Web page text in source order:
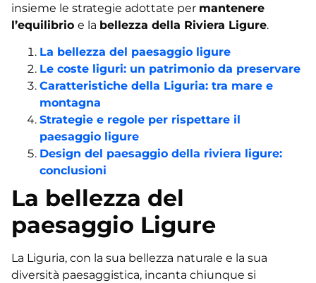
insieme le strategie adottate per mantenere
l’equilibrio e la bellezza della Riviera Ligure.
La bellezza del paesaggio ligure
Le coste liguri: un patrimonio da preservare
Caratteristiche della Liguria: tra mare e
montagna
Strategie e regole per rispettare il
paesaggio ligure
Design del paesaggio della riviera ligure:
conclusioni
La bellezza del
paesaggio Ligure
La Liguria, con la sua bellezza naturale e la sua
diversità paesaggistica, incanta chiunque si